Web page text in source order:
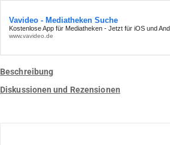
Beschreibung
Diskussionen und Rezensionen